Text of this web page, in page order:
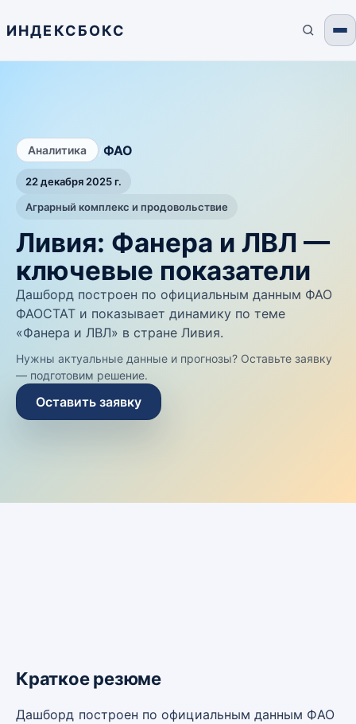
ИНДЕКСБОКС
Аналитика ФАО
22 декабря 2025 г.
Аграрный комплекс и продовольствие
Ливия: Фанера и ЛВЛ —
ключевые показатели
Дашборд построен по официальным данным ФАО
ФАОСТАТ и показывает динамику по теме
«Фанера и ЛВЛ» в стране Ливия.
Нужны актуальные данные и прогнозы? Оставьте заявку
— подготовим решение.
Оставить заявку
Краткое резюме
Дашборд построен по официальным данным ФАО